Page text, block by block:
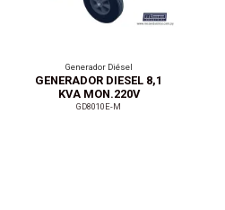
Generador Diésel
GENERADOR DIESEL 8,1
KVA MON.220V
GD8010E-M